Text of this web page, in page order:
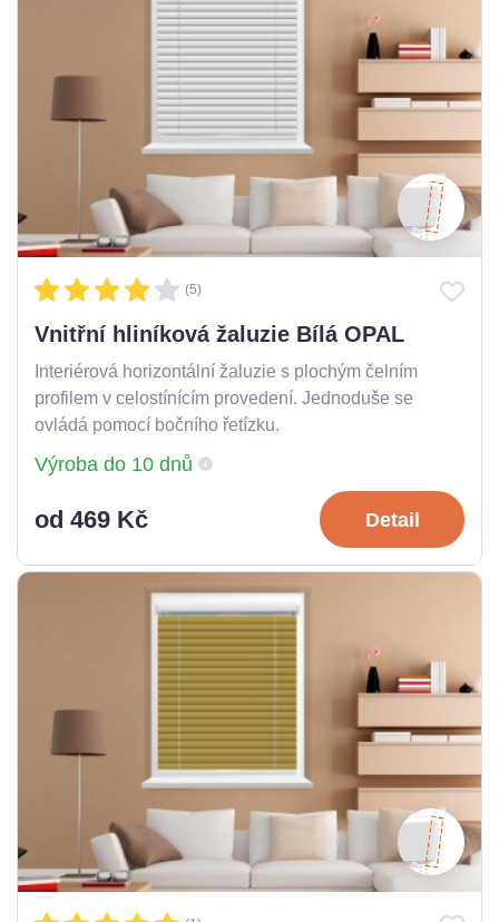
(5)
Vnitřní hliníková žaluzie Bílá OPAL
Interiérová horizontální žaluzie s plochým čelním
profilem v celostínícím provedení. Jednoduše se
ovládá pomocí bočního řetízku.
Výroba do 10 dnů
od 469 Kč Detail